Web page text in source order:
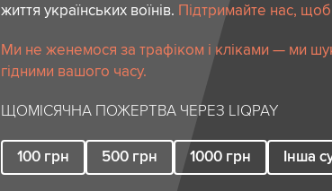
життя українських воїнів. Підтримайте нас,
Ми не женемося за трафіком і кліками — ми
гідними вашого часу.
ЩОМІСЯЧНА ПОЖЕРТВА ЧЕРЕЗ LIQPAY
100 грн 500 грн 1000 грн Інша